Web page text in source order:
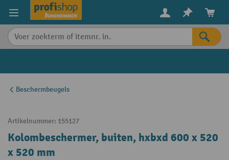
content
Beschermbeugels
Artikelnummer: 155127
Kolombeschermer, buiten, hxbxd 600 x 520
x 520 mm